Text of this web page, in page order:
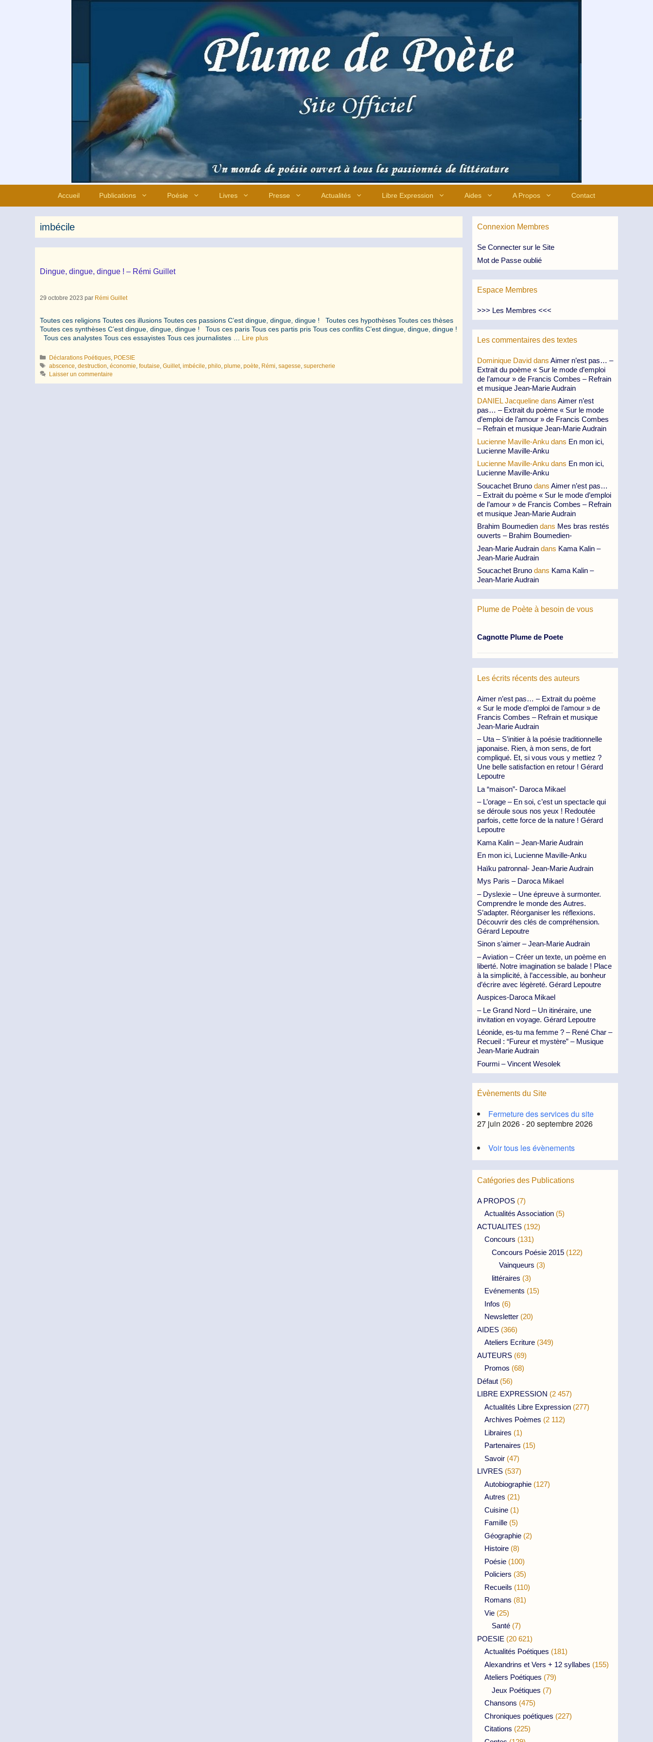
Accueil Publications Poésie Livres Presse Actualités Libre Expression Aides A Propos Contact
imbécile
Dingue, dingue, dingue ! – Rémi Guillet
29 octobre 2023 par Rémi Guillet
Toutes ces religions Toutes ces illusions Toutes ces passions C’est dingue, dingue, dingue ! Toutes ces hypothèses Toutes ces thèses
Toutes ces synthèses C’est dingue, dingue, dingue ! Tous ces paris Tous ces partis pris Tous ces conflits C’est dingue, dingue, dingue !
Tous ces analystes Tous ces essayistes Tous ces journalistes … Lire plus
Catégories
Déclarations Poétiques POESIE
Étiquettes
abscence ,destruction ,économie ,foutaise ,Guillet,imbécile ,philo ,plume ,poète Rémi ,sagesse ,supercherie
Laisser un commentaire
Connexion Membres
Se Connecter sur le Site
Mot de Passe oublié
Espace Membres
>>> Les Membres <<<
Les commentaires des textes
Dominique David dans Aimer n’est pas… –
Extrait du poème « Sur le mode d’emploi
de l’amour » de Francis Combes – Refrain
et musique Jean-Marie Audrain
DANIEL Jacqueline dans Aimer n’est
pas… – Extrait du poème « Sur le mode
d’emploi de l’amour » de Francis Combes
– Refrain et musique Jean-Marie Audrain
Lucienne Maville-Anku dans En mon ici,
Lucienne Maville-Anku
Lucienne Maville-Anku dans En mon ici,
Lucienne Maville-Anku
Soucachet Bruno dans Aimer n’est pas…
– Extrait du poème « Sur le mode d’emploi
de l’amour » de Francis Combes – Refrain
et musique Jean-Marie Audrain
Brahim Boumedien dans Mes bras restés
ouverts – Brahim Boumedien-
Jean-Marie Audrain dans Kama Kalin –
Jean-Marie Audrain
Soucachet Bruno dans Kama Kalin –
Jean-Marie Audrain
Plume de Poète à besoin de vous
Cagnotte Plume de Poete
Les écrits récents des auteurs
Aimer n’est pas… – Extrait du poème
« Sur le mode d’emploi de l’amour » de
Francis Combes – Refrain et musique
Jean-Marie Audrain
– Uta – S’initier à la poésie traditionnelle
japonaise. Rien, à mon sens, de fort
compliqué. Et, si vous vous y mettiez ?
Une belle satisfaction en retour ! Gérard
Lepoutre
La “maison”- Daroca Mikael
– L’orage – En soi, c’est un spectacle qui
se déroule sous nos yeux ! Redoutée
parfois, cette force de la nature ! Gérard
Lepoutre
Kama Kalin – Jean-Marie Audrain
En mon ici, Lucienne Maville-Anku
Haïku patronnal- Jean-Marie Audrain
Mys Paris – Daroca Mikael
– Dyslexie – Une épreuve à surmonter.
Comprendre le monde des Autres.
S’adapter. Réorganiser les réflexions.
Découvrir des clés de compréhension.
Gérard Lepoutre
Sinon s’aimer – Jean-Marie Audrain
– Aviation – Créer un texte, un poème en
liberté. Notre imagination se balade ! Place
à la simplicité, à l’accessible, au bonheur
d’écrire avec légèreté. Gérard Lepoutre
Auspices-Daroca Mikael
– Le Grand Nord – Un itinéraire, une
invitation en voyage. Gérard Lepoutre
Léonide, es-tu ma femme ? – René Char –
Recueil : “Fureur et mystère” – Musique
Jean-Marie Audrain
Fourmi – Vincent Wesolek
Évènements du Site
Fermeture des services du site
27 juin 2026 - 20 septembre 2026
Voir tous les évènements
Catégories des Publications
A PROPOS (7)
Actualités Association (5)
ACTUALITES (192)
Concours (131)
Concours Poésie 2015 (122)
Vainqueurs (3)
littéraires (3)
Evénements (15)
Infos (6)
Newsletter (20)
AIDES (366)
Ateliers Ecriture (349)
AUTEURS (69)
Promos (68)
Défaut (56)
LIBRE EXPRESSION (2 457)
Actualités Libre Expression (277)
Archives Poèmes (2 112)
Libraires (1)
Partenaires (15)
Savoir (47)
LIVRES (537)
Autobiographie (127)
Autres (21)
Cuisine (1)
Famille (5)
Géographie (2)
Histoire (8)
Poésie (100)
Policiers (35)
Recueils (110)
Romans (81)
Vie (25)
Santé (7)
POESIE (20 621)
Actualités Poétiques (181)
Alexandrins et Vers + 12 syllabes (155)
Ateliers Poétiques (79)
Jeux Poétiques (7)
Chansons (475)
Chroniques poétiques (227)
Citations (225)